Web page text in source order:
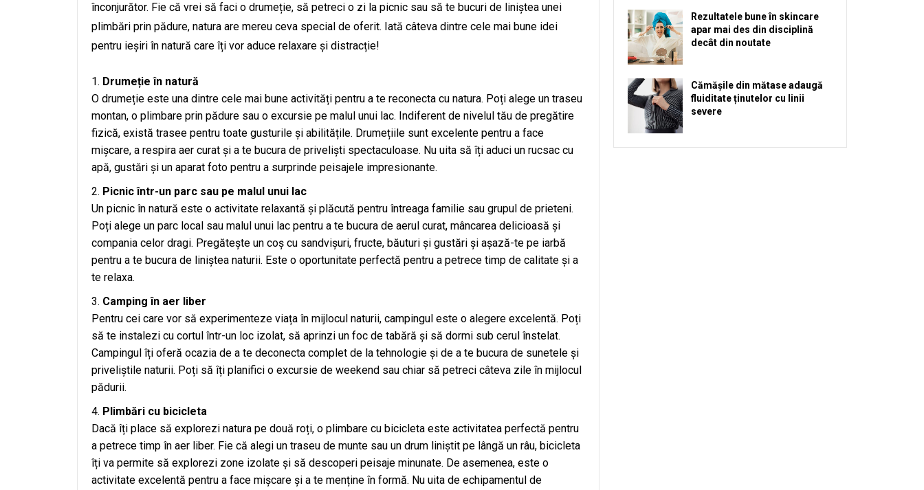
înconjurător. Fie că vrei să faci o drumeție, să petreci o zi la picnic sau să te bucuri de liniștea unei
plimbări prin pădure, natura are mereu ceva special de oferit. Iată câteva dintre cele mai bune idei
pentru ieșiri în natură care îți vor aduce relaxare și distracție!
Drumeție în natură
O drumeție este una dintre cele mai bune activități pentru a te reconecta cu natura. Poți alege un traseu
montan, o plimbare prin pădure sau o excursie pe malul unui lac. Indiferent de nivelul tău de pregătire
fizică, există trasee pentru toate gusturile și abilitățile. Drumețiile sunt excelente pentru a face
mișcare, a respira aer curat și a te bucura de priveliști spectaculoase. Nu uita să îți aduci un rucsac cu
apă, gustări și un aparat foto pentru a surprinde peisajele impresionante.
Picnic într-un parc sau pe malul unui lac
Un picnic în natură este o activitate relaxantă și plăcută pentru întreaga familie sau grupul de prieteni.
Poți alege un parc local sau malul unui lac pentru a te bucura de aerul curat, mâncarea delicioasă și
compania celor dragi. Pregătește un coș cu sandvișuri, fructe, băuturi și gustări și așază-te pe iarbă
pentru a te bucura de liniștea naturii. Este o oportunitate perfectă pentru a petrece timp de calitate și a
te relaxa.
Camping în aer liber
Pentru cei care vor să experimenteze viața în mijlocul naturii, campingul este o alegere excelentă. Poți
să te instalezi cu cortul într-un loc izolat, să aprinzi un foc de tabără și să dormi sub cerul înstelat.
Campingul îți oferă ocazia de a te deconecta complet de la tehnologie și de a te bucura de sunetele și
priveliștile naturii. Poți să îți planifici o excursie de weekend sau chiar să petreci câteva zile în mijlocul
pădurii.
Plimbări cu bicicleta
Dacă îți place să explorezi natura pe două roți, o plimbare cu bicicleta este activitatea perfectă pentru
a petrece timp în aer liber. Fie că alegi un traseu de munte sau un drum liniștit pe lângă un râu, bicicleta
îți va permite să explorezi zone izolate și să descoperi peisaje minunate. De asemenea, este o
activitate excelentă pentru a face mișcare și a te menține în formă. Nu uita de echipamentul de
Rezultatele bune în skincare
apar mai des din disciplină
decât din noutate
Cămășile din mătase adaugă
fluiditate ținutelor cu linii
severe